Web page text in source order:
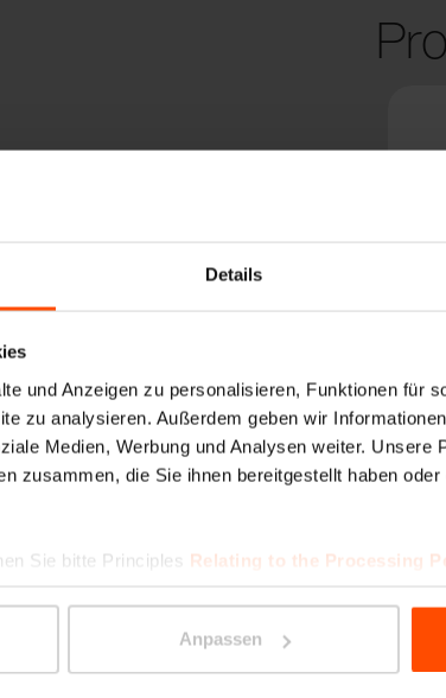
Details
und Anzeigen zu personalisieren, Funktionen für
zu analysieren. Außerdem geben wir
Medien, Werbung und Analysen weiter. Unsere
zusammen, die Sie ihnen bereitgestellt haben
Sie bitte Principles Relating to the Processing
Anpassen